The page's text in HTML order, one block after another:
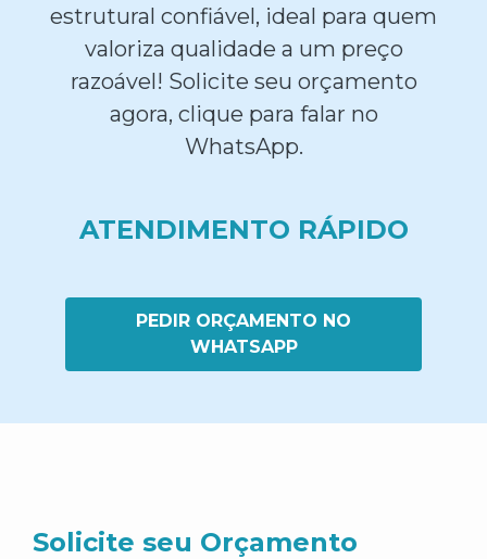
estrutural confiável, ideal para quem
valoriza qualidade a um preço
razoável! Solicite seu orçamento
agora, clique para falar no
WhatsApp.
ATENDIMENTO RÁPIDO
PEDIR ORÇAMENTO NO
WHATSAPP
Solicite seu Orçamento